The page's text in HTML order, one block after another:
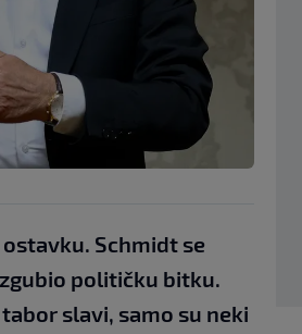
Schmidt se
političku bitku.
slavi, samo su neki